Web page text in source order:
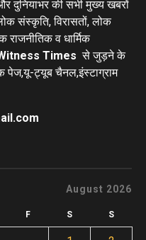
दुनियाभर की सभी मुख्य खबरों
संस्कृति, विरासतों, लोक
व धार्मिक
Times से जुड़ने के
पेज,यू-ट्यूब चैनल,इंस्टाग्राम
August 2026
F S S